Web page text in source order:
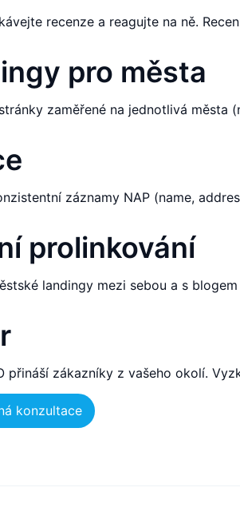
recenze a reagujte na ně.
pro města
zaměřené na jednotlivá města
záznamy NAP (name,
prolinkování
landingy mezi sebou a s blogem
přináší zákazníky z vašeho okolí.
konzultace